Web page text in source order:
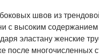
швов из
с высоким
эластану женские
многочисленных